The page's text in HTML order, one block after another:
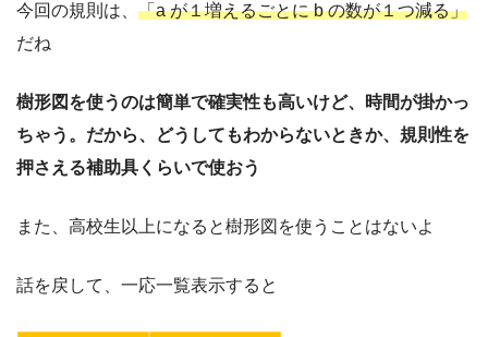
今回の規則は、 「a が１増えるごとに b の数が１つ減る」
だね
樹形図を使うのは簡単で確実性も高いけど、時間が掛かっ
ちゃう。だから、どうしてもわからないときか、規則性を
押さえる補助具くらいで使おう
また、高校生以上になると樹形図を使うことはないよ
話を戻して、一応一覧表示すると